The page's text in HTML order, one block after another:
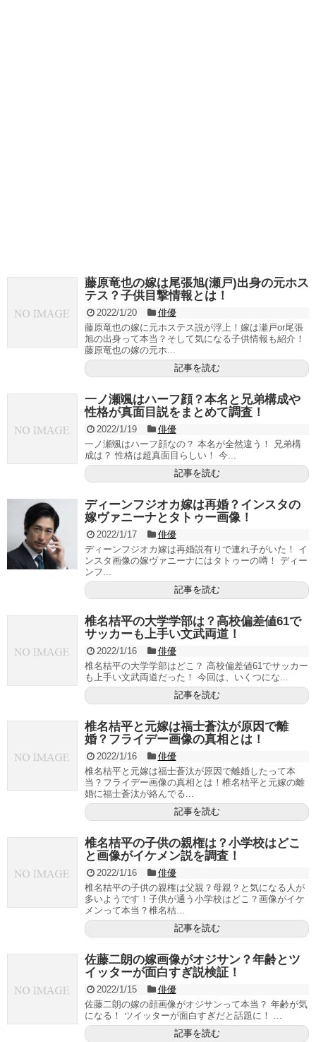
藤原竜也の嫁は尾張旭(瀬戸)出身の元ホス
テス？子供目撃情報とは！
2022/1/20
俳優
藤原竜也の嫁に元ホステス説が浮上！嫁は瀬戸or尾張
旭の出身って本当？そして気になる子供情報も紹介！
藤原竜也の嫁の元ホ...
記事を読む
一ノ瀬颯はハーフ顔？本名と兄弟構成や
性格が真面目説をまとめて調査！
2022/1/19
俳優
一ノ瀬颯はハーフ顔なの？ 本名が全然違う！ 兄弟構
成は？ 性格は超真面目らしい！ 今...
記事を読む
ディーンフジオカ嫁は再婚？インスタの
嫁ヴァニーナとタトゥー画像！
2022/1/17
俳優
ディーンフジオカ嫁は再婚説有りで連れ子がいた！ イ
ンスタ画像の嫁ヴァニーナにはタトゥーの噂！ ディー
ンフ...
記事を読む
椎名桔平の大学学部は？高校偏差値61で
サッカーも上手い文武両道！
2022/1/16
俳優
椎名桔平の大学学部はどこ？ 高校偏差値61でサッカー
も上手い文武両道だった！ 今回は、いくつにな...
記事を読む
椎名桔平と元嫁は福士蒼汰が原因で離
婚？フライデー画像の真相とは！
2022/1/16
俳優
椎名桔平と元嫁は福士蒼汰が原因で離婚したって本
当？フライデー画像の真相とは！椎名桔平と元嫁の離
婚に福士蒼汰が絡んでる...
記事を読む
椎名桔平の子供の親権は？小学校はどこ
と画像がイケメン説を調査！
2022/1/16
俳優
椎名桔平の子供の親権は父親？母親？と気になる人が
多いようです！子供が通う小学校はどこ？画像がイケ
メンって本当？椎名桔...
記事を読む
佐藤二朗の嫁画像がオジサン？年齢とツ
イッターが面白すぎ説検証！
2022/1/15
俳優
佐藤二朗の嫁の顔画像がオジサンって本当？ 年齢が気
になる！ ツイッターが面白すぎだと話題に！ ...
記事を読む